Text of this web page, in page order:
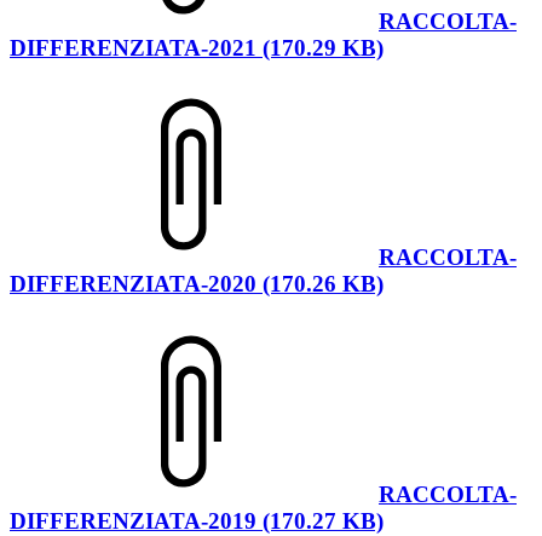
RACCOLTA-
DIFFERENZIATA-2021 (170.29 KB)
RACCOLTA-
DIFFERENZIATA-2020 (170.26 KB)
RACCOLTA-
DIFFERENZIATA-2019 (170.27 KB)